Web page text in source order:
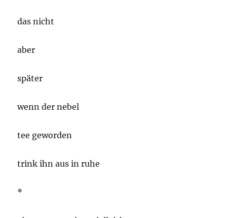
das nicht
aber
später
wenn der nebel
tee geworden
trink ihn aus in ruhe
*